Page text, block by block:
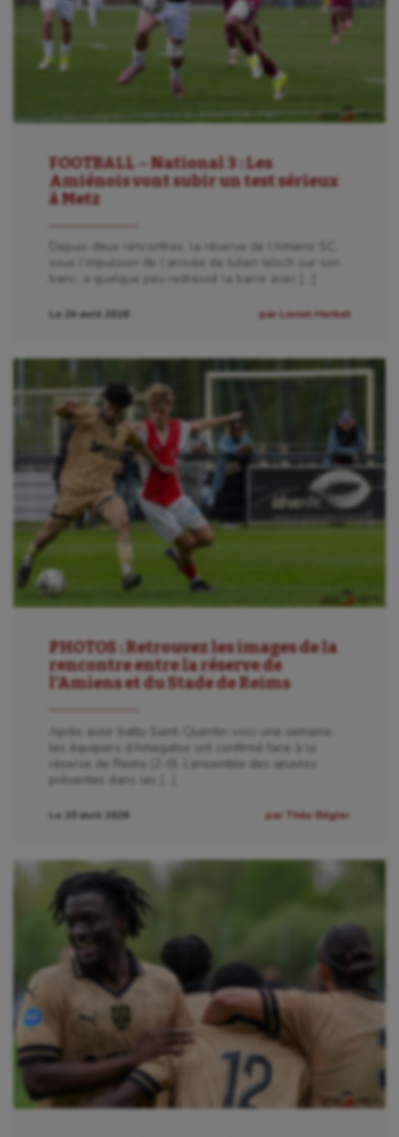
FOOTBALL – National 3 : Les
Amiénois vont subir un test sérieux
à Metz
Depuis deux rencontres, la réserve de l’Amiens SC,
sous l’impulsion de l’arrivée de Julien Ielsch sur son
banc, a quelque peu redressé la barre avec […]
Le 24 avril 2026 par Lionel Herbet
PHOTOS : Retrouvez les images de la
rencontre entre la réserve de
l’Amiens et du Stade de Reims
Après avoir battu Saint-Quentin voici une semaine,
les équipiers d’Amegatse ont confirmé face à la
réserve de Reims (2-0). L’ensemble des œuvres
présentes dans les […]
Le 20 avril 2026 par Théo Bégler